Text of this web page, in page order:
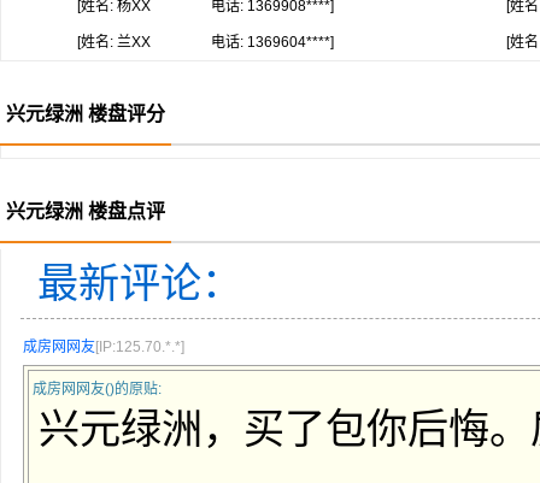
[姓名: 杨XX 电话: 1369908****] [姓
[姓名: 兰XX 电话: 1369604****] [姓
兴元绿洲 楼盘评分
兴元绿洲 楼盘点评
最新评论：
成房网网友[IP:125.70.*.*]
成房网网友()的原贴:
兴元绿洲，买了包你后悔